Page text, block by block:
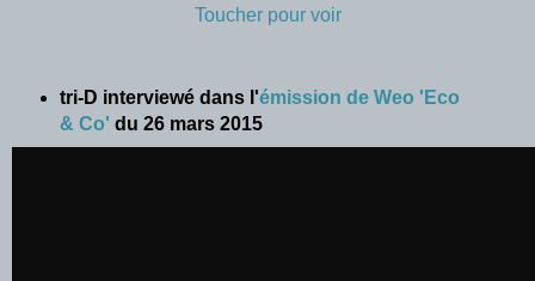
Toucher pour voir
tri-D interviewé dans l'émission de Weo 'Eco
& Co' du 26 mars 2015